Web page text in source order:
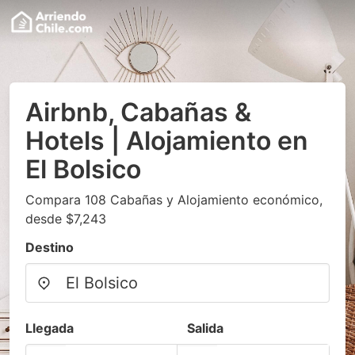
Airbnb, Cabañas &
Hotels | Alojamiento en
El Bolsico
Compara 108 Cabañas y Alojamiento económico,
desde $7,243
Destino
Llegada Salida